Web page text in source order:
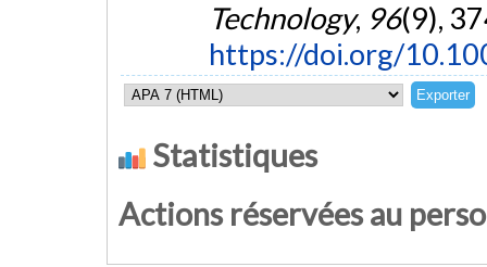
Technology, 96(9),
https://doi.org/
Statistiques
Actions réservées au